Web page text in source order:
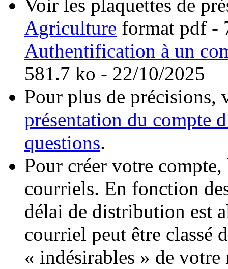
Voir les plaquettes de
Agriculture format pdf -
Authentification à un
581.7 ko - 22/10/2025
Pour plus de
présentation du compte
questions.
Pour créer votre
courriels. En fonction
délai de distribution est
courriel peut être classé
« indésirables » de votre